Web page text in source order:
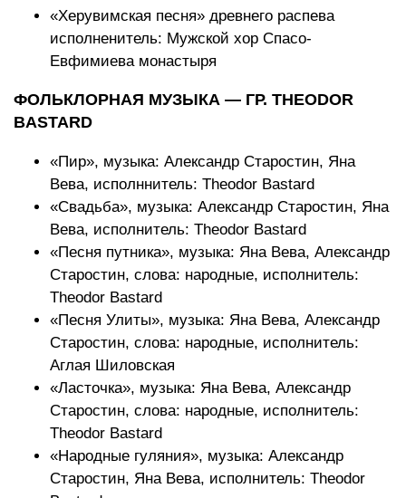
«Херувимская песня» древнего распева
исполненитель: Мужской хор Спасо-
Евфимиева монастыря
ФОЛЬКЛОРНАЯ МУЗЫКА — ГР. THEODOR
BASTARD
«Пир», музыка: Александр Старостин, Яна
Вева, исполннитель: Theodor Bastard
«Свадьба», музыка: Александр Старостин, Яна
Вева, исполнитель: Theodor Bastard
«Песня путника», музыка: Яна Вева, Александр
Старостин, слова: народные, исполнитель:
Theodor Bastard
«Песня Улиты», музыка: Яна Вева, Александр
Старостин, слова: народные, исполнитель:
Аглая Шиловская
«Ласточка», музыка: Яна Вева, Александр
Старостин, слова: народные, исполнитель:
Theodor Bastard
«Народные гуляния», музыка: Александр
Старостин, Яна Вева, исполнитель: Theodor